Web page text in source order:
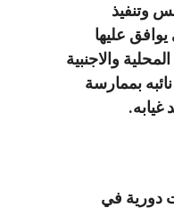
وتنفيذ
يوافق عليها
والاجنبية
بممارسة
غيابه.
دورية في